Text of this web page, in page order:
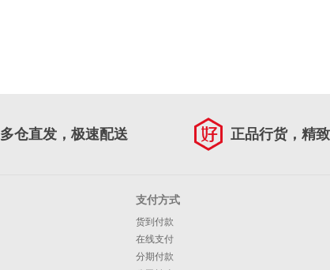
多仓直发，极速配送 正品行货，精
支付方式
货到付款
在线支付
分期付款